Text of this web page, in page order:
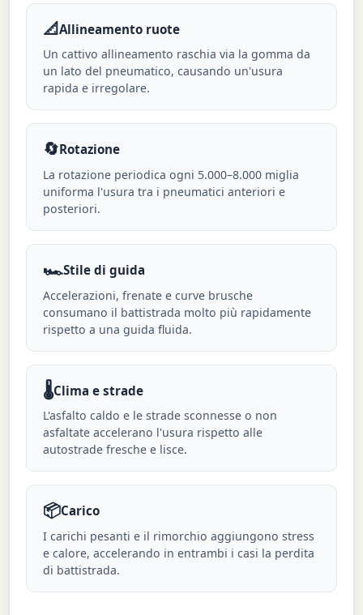
📐Allineamento ruote
Un cattivo allineamento raschia via la gomma da
un lato del pneumatico, causando un'usura
rapida e irregolare.
🔄Rotazione
La rotazione periodica ogni 5.000–8.000 miglia
uniforma l'usura tra i pneumatici anteriori e
posteriori.
🏎️Stile di guida
Accelerazioni, frenate e curve brusche
consumano il battistrada molto più rapidamente
rispetto a una guida fluida.
🌡️Clima e strade
L'asfalto caldo e le strade sconnesse o non
asfaltate accelerano l'usura rispetto alle
autostrade fresche e lisce.
📦Carico
I carichi pesanti e il rimorchio aggiungono stress
e calore, accelerando in entrambi i casi la perdita
di battistrada.